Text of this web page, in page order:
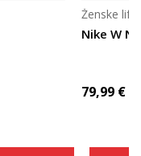
Nike W
Ženske
79,99 €